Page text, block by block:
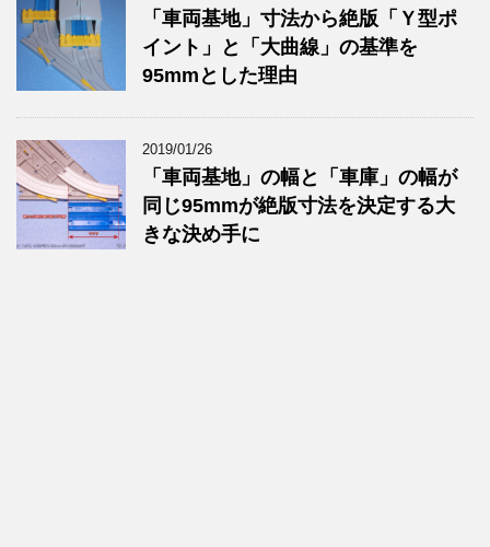
「車両基地」寸法から絶版「Ｙ型ポ
イント」と「大曲線」の基準を
95mmとした理由
2019/01/26
「車両基地」の幅と「車庫」の幅が
同じ95mmが絶版寸法を決定する大
きな決め手に